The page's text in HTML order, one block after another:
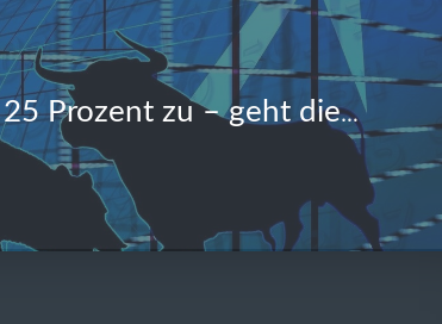
DAX legt 2019 über 25 Prozent zu – geht die Börsenrallye weiter?